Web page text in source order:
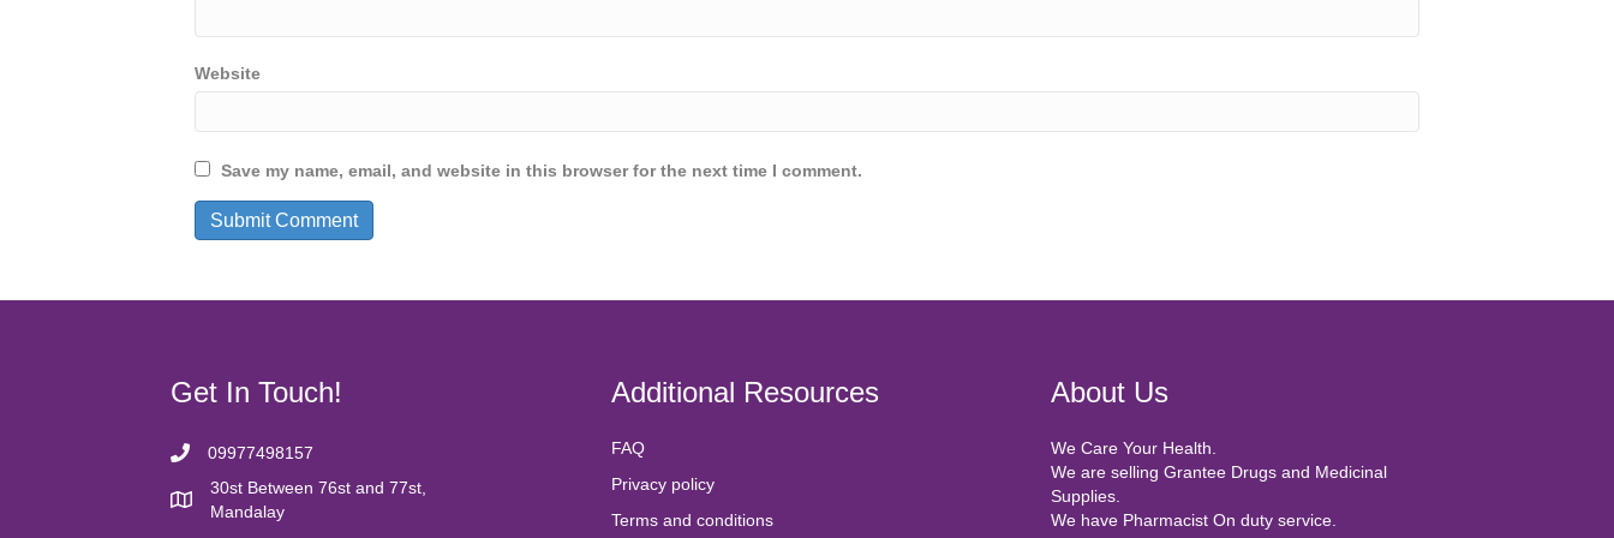
Website
Save my name, email, and website in this browser for the next time I comment.
Get In Touch!
09977498157
30st Between 76st and 77st,
Mandalay
Additional Resources
FAQ
Privacy policy
Terms and conditions
About Us
We Care Your Health.
We are selling Grantee Drugs and Medicinal
Supplies.
We have Pharmacist On duty service.